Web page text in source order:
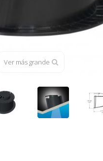
Ver más grande